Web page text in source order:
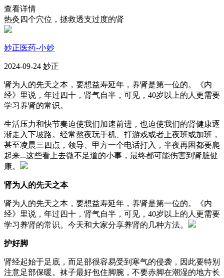
查看详情
热灸四个穴位，拯救透支过度的肾
妙正医药-小妙
2024-09-24 妙正
肾为人的先天之本，要想益寿延年，养肾是第一位的。《内
经》里说，年过四十，肾气自半，可见，40岁以上的人更需要
学习养肾的常识。
生活压力和快节奏迫使我们加速前进，也迫使我们的肾健康逐
渐走入下坡路。经常熬夜玩手机、打游戏或者上夜班或加班，
甚至凌晨三四点，领导、甲方一个电话打入，半夜再困都要爬
起来...这些看上去微不足道的小事，最终都可能伤害到肾脏健
康。
肾为人的先天之本
肾为人的先天之本，要想益寿延年，养肾是第一位的。《内
经》里说，年过四十，肾气自半，可见，40岁以上的人更需要
学习养肾的常识。今天和大家分享养肾的几种方法。
护好脚
肾经起始于足底，而足部很容易受到寒气的侵袭，因此要特别
注意足部保暖。袜子最好包住脚腕，不要赤脚在潮湿的地方长